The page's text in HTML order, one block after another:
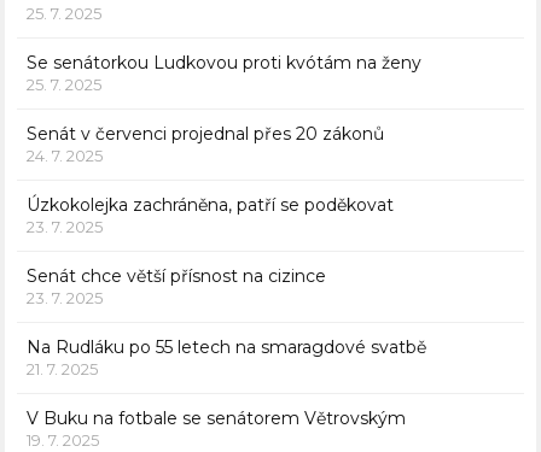
25. 7. 2025
Se senátorkou Ludkovou proti kvótám na ženy
25. 7. 2025
Senát v červenci projednal přes 20 zákonů
24. 7. 2025
Úzkokolejka zachráněna, patří se poděkovat
23. 7. 2025
Senát chce větší přísnost na cizince
23. 7. 2025
Na Rudláku po 55 letech na smaragdové svatbě
21. 7. 2025
V Buku na fotbale se senátorem Větrovským
19. 7. 2025